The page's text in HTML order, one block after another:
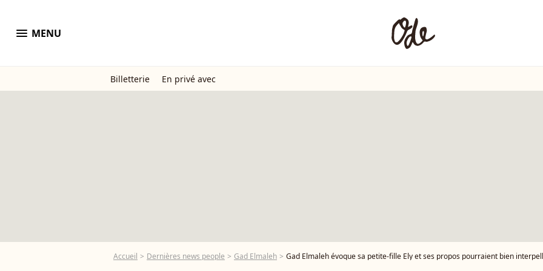
menu MENU
Billetterie En privé avec
Accueil Dernières news people Gad Elmaleh Gad Elmaleh évoque sa petite-fille Ely et ses propos pourraient bien